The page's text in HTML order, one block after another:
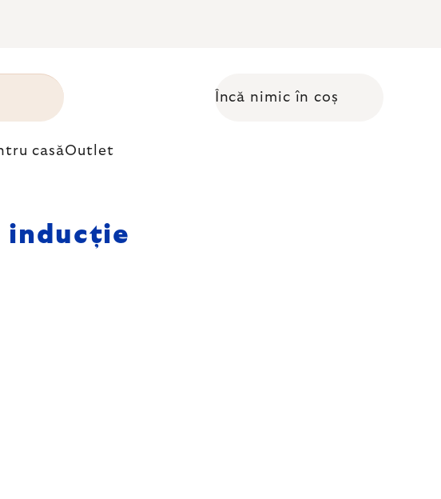
Coş de cumpărături
Încă nimic în coș
casăOutlet
inducție